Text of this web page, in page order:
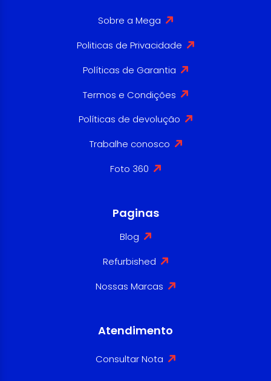
Sobre a Mega
Politicas de Privacidade
Políticas de Garantia
Termos e Condições
Políticas de devolução
Trabalhe conosco
Foto 360
Paginas
Blog
Refurbished
Nossas Marcas
Atendimento
Consultar Nota